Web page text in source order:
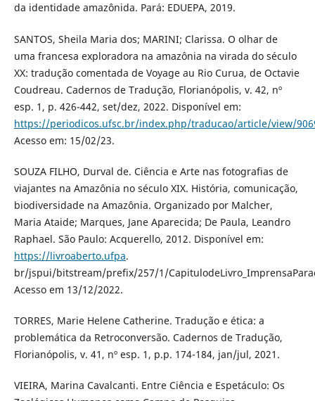
da identidade amazônida. Pará: EDUEPA, 2019.
SANTOS, Sheila Maria dos; MARINI; Clarissa. O olhar de
uma francesa exploradora na amazônia na virada do século
XX: tradução comentada de Voyage au Rio Curua, de Octavie
Coudreau. Cadernos de Tradução, Florianópolis, v. 42, nº
esp. 1, p. 426-442, set/dez, 2022. Disponível em:
https://periodicos.ufsc.br/index.php/traducao/article/view/
Acesso em: 15/02/23.
SOUZA FILHO, Durval de. Ciência e Arte nas fotografias de
viajantes na Amazônia no século XIX. História, comunicação,
biodiversidade na Amazônia. Organizado por Malcher,
Maria Ataide; Marques, Jane Aparecida; De Paula, Leandro
Raphael. São Paulo: Acquerello, 2012. Disponível em:
https://livroaberto.ufpa.
br/jspui/bitstream/prefix/257/1/
Acesso em 13/12/2022.
TORRES, Marie Helene Catherine. Tradução e ética: a
problemática da Retroconversão. Cadernos de Tradução,
Florianópolis, v. 41, nº esp. 1, p.p. 174-184, jan/jul, 2021.
VIEIRA, Marina Cavalcanti. Entre Ciência e Espetáculo: Os